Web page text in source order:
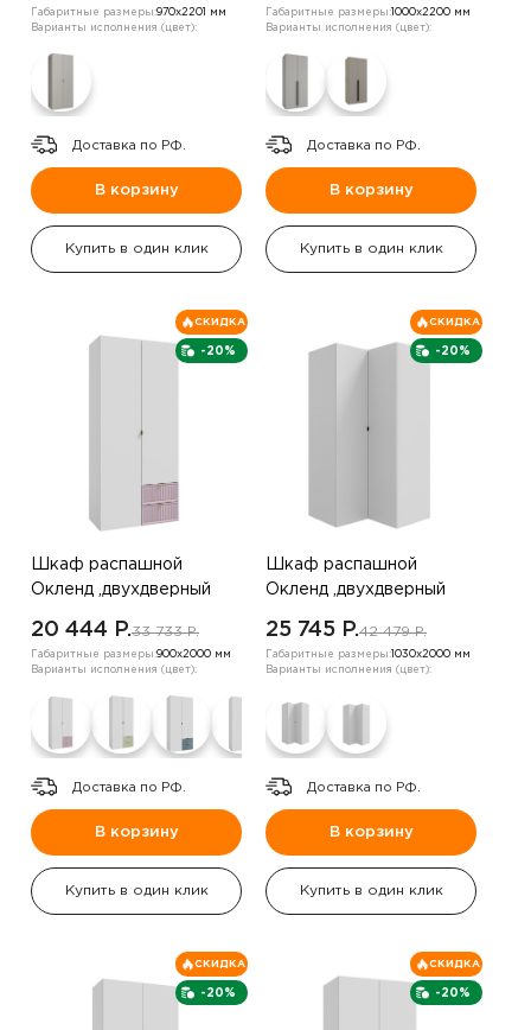
Габаритные размеры:970х2201 мм
Варианты исполнения (цвет):
Доставка по РФ.
В корзину
Купить в один клик
Габаритные размеры: 1000х2200 мм
Варианты исполнения (цвет):
Доставка по РФ.
В корзину
Купить в один клик
-20%
СКИДКА
Шкаф распашной
Окленд ,двухдверный
20 444 P.33 733 P.
Габаритные размеры:900х2000 мм
Варианты исполнения (цвет):
Доставка по РФ.
В корзину
Купить в один клик
-20%
СКИДКА
Шкаф распашной
Окленд ,двухдверный
25 745 P.42 479 P.
Габаритные размеры: 1030х2000 мм
Варианты исполнения (цвет):
Доставка по РФ.
В корзину
Купить в один клик
-20%
СКИДКА
-20%
СКИДКА